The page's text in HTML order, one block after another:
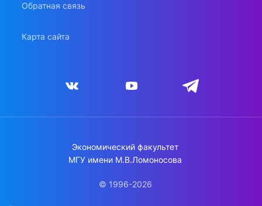
Обратная связь
Карта сайта
Экономический факультет
МГУ имени М.В.Ломоносова
© 1996-2026